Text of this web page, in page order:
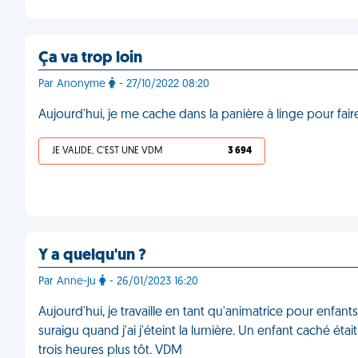
Ça va trop loin
Par Anonyme - 27/10/2022 08:20
Aujourd'hui, je me cache dans la panière à linge pour
JE VALIDE, C'EST UNE VDM 3 694
Y a quelqu'un ?
Par Anne-ju - 26/01/2023 16:20
Aujourd'hui, je travaille en tant qu'animatrice pour
suraigu quand j'ai j'éteint la lumière. Un enfant caché
trois heures plus tôt. VDM